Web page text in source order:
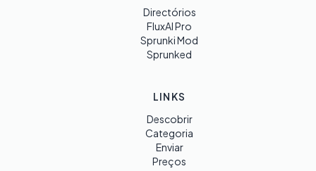
Directórios
FluxAI Pro
Sprunki Mod
Sprunked
LINKS
Descobrir
Categoria
Enviar
Preços